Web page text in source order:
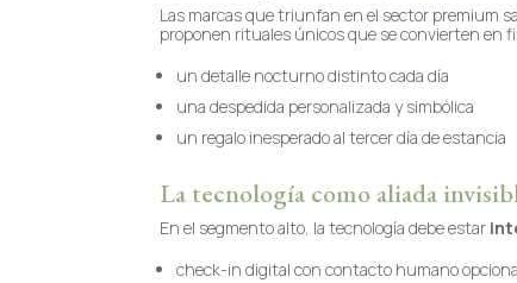
Las marcas que triunfan en el sector premium
proponen rituales únicos que se convierten en
un detalle nocturno distinto cada día
una despedida personalizada y simbólica
un regalo inesperado al tercer día de estancia
La tecnología como aliada
En el segmento alto, la tecnología debe estar
check-in digital con contacto humano